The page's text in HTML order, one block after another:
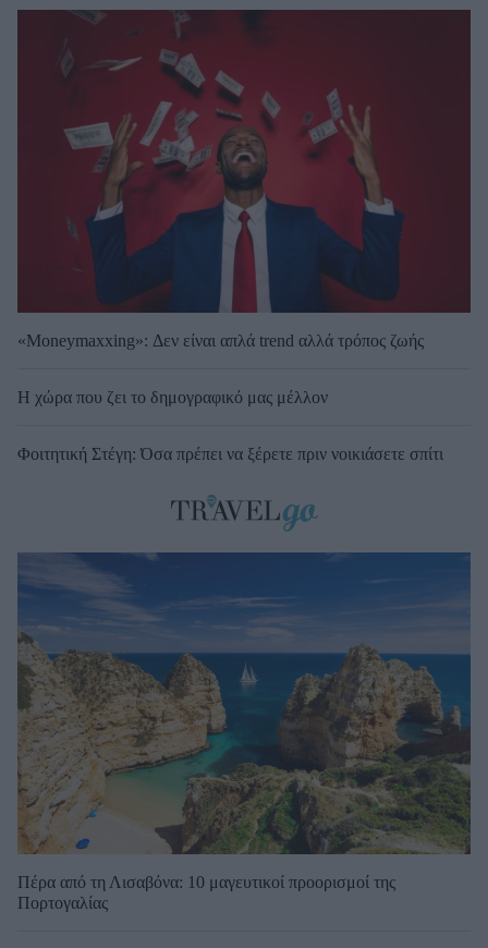
«Moneymaxxing»: Δεν είναι απλά trend αλλά τρόπος ζωής
Η χώρα που ζει το δημογραφικό μας μέλλον
Φοιτητική Στέγη: Όσα πρέπει να ξέρετε πριν νοικιάσετε σπίτι
Πέρα από τη Λισαβόνα: 10 μαγευτικοί προορισμοί της
Πορτογαλίας